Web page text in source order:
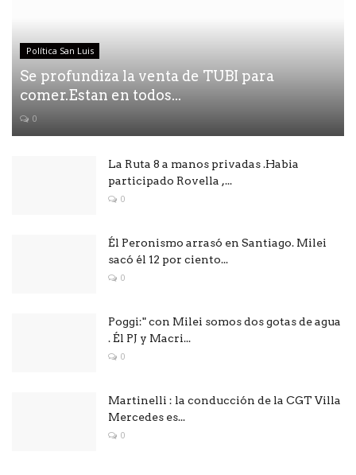
Política San Luis
Se profundiza la venta de TUBI para
comer.Estan en todos...
0
La Ruta 8 a manos privadas .Habia
participado Rovella ,...
0
Él Peronismo arrasó en Santiago. Milei
sacó él 12 por ciento...
0
Poggi:" con Milei somos dos gotas de agua
. Él PJ y Macri...
0
Martinelli : la conducción de la CGT Villa
Mercedes es...
0